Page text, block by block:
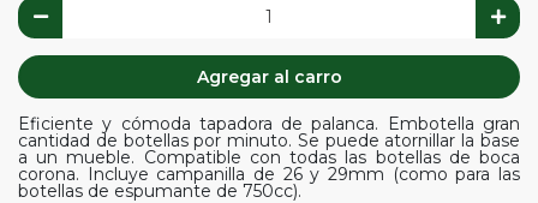
Agregar al carro
Eficiente y cómoda tapadora de palanca. Embotella gran
cantidad de botellas por minuto. Se puede atornillar la base
a un mueble. Compatible con todas las botellas de boca
corona. Incluye campanilla de 26 y 29mm (como para las
botellas de espumante de 750cc).